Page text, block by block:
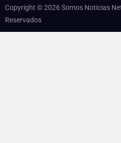
Copyright © 2026 Somos Noticias
Reservados